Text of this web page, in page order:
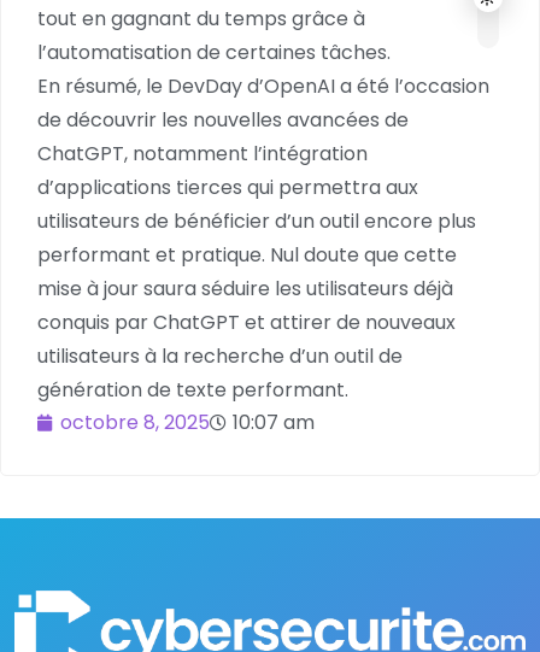
tout en gagnant du temps grâce à
l’automatisation de certaines tâches.
En résumé, le DevDay d’OpenAI a été l’occasion
de découvrir les nouvelles avancées de
ChatGPT, notamment l’intégration
d’applications tierces qui permettra aux
utilisateurs de bénéficier d’un outil encore plus
performant et pratique. Nul doute que cette
mise à jour saura séduire les utilisateurs déjà
conquis par ChatGPT et attirer de nouveaux
utilisateurs à la recherche d’un outil de
génération de texte performant.
octobre 8, 2025
10:07 am